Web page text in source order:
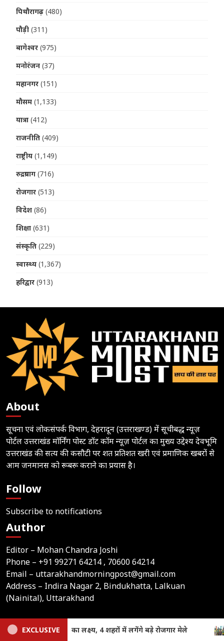
पिथौरागढ़ (480)
पौड़ी (311)
बागेश्वर (975)
मनोरंजन (37)
महानगर (151)
मौसम (1,133)
यात्रा (412)
राजनीति (409)
राष्ट्रीय (1,149)
रुद्रप्रयाग (716)
रोजगार (513)
विदेश (86)
शिक्षा (631)
संस्कृति (229)
स्वास्थ्य (1,367)
हरिद्वार (913)
About
सूचना एवं लोकसंपर्क विभाग, देहरादून (उत्तराखण्ड) में सूचीबद्ध न्यूज़
पोर्टल उत्तराखंड मॉर्निंग पोस्ट डॉट कॉम न्यूज़ पोर्टल का मुख्य उद्देश्य देवभूमि
उत्तराखंड की सत्य की कसौटी पर शत प्रतिशत खरी एवं प्रमाणिक खबरों से
आम जनमानस को रूबरू कराने का प्रयास है।
Follow
Subscribe to notifications
Author
Editor – Mohan Chandra Joshi
Phone – +91 99271 64214 , 70600 64214
Email – uttarakhandmorningpost@gmail.com
Address – Indira Nagar 2, Bindukhatta, Lalkuan
(Nainital), Uttarakhand
Terms
EXCLUSIVEHaridwar: कांवड़ यात्रा के दौरान SDRF की मुस्तैदी, गंगा के